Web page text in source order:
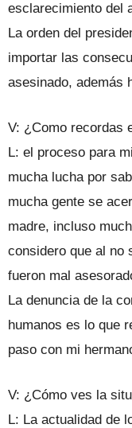
esclarecimiento del
La orden del
importar las
asesinado, además
V: ¿Como recordas
L: el proceso para
mucha lucha por
mucha gente se
madre, incluso
considero que al no
fueron mal
La denuncia de la
humanos es lo que
paso con mi
V: ¿Cómo ves la
L: La actualidad de